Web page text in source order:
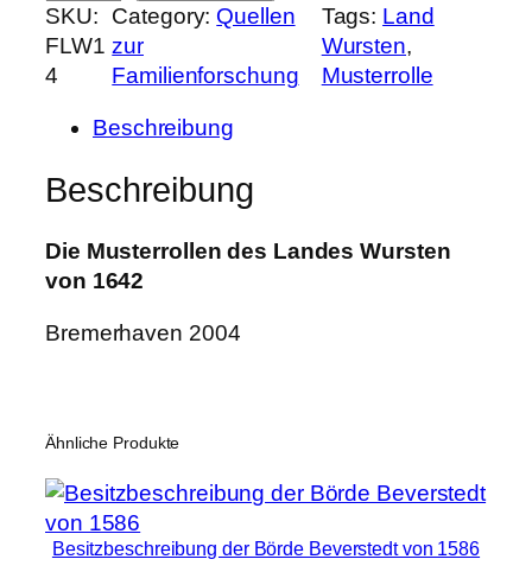
i
e
M
e
r
o
l
d
s
L
a
SKU:
FLW1
4
Category: Quellen
zur
Familienforschung
Tags: Land
Wursten
Musterrolle
Beschreibung
Beschreibung
Die Musterrollen des Landes Wursten
von 1642
Bremerhaven 2004
Ähnliche Produkte
Besitzbeschreibung der Börde Beverstedt von 1586